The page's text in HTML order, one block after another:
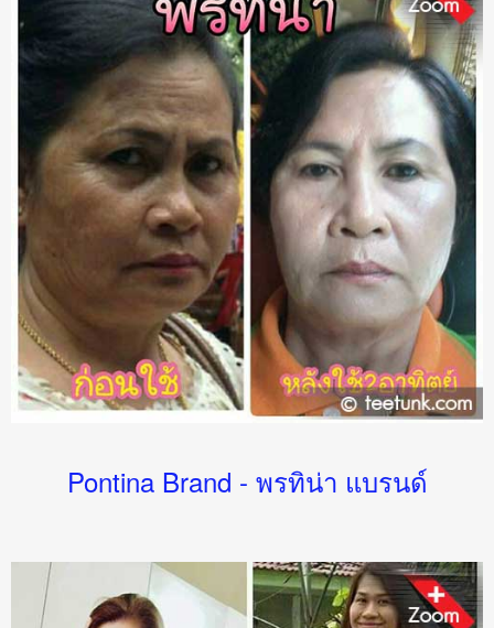
Pontina Brand - พรทิน่า แบรนด์